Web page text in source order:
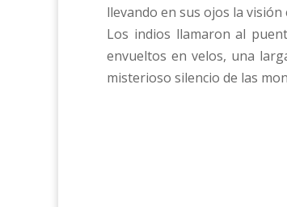
llevando en sus ojos la
Los indios llamaron al
envueltos en velos, una
misterioso silencio de las